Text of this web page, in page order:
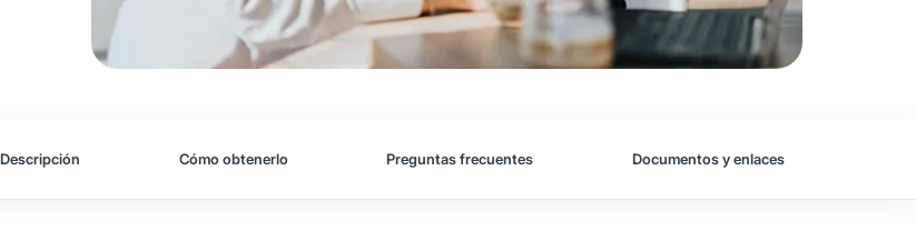
Descripción Cómo obtenerlo Preguntas frecuentes Documentos y enlaces